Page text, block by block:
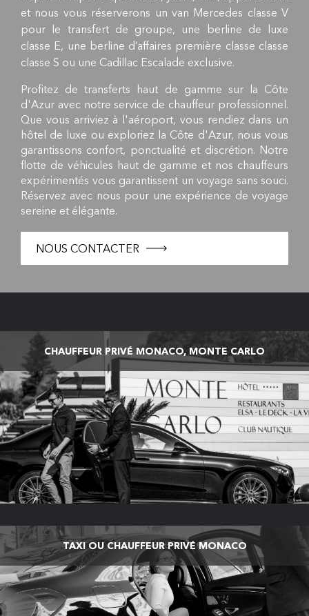
et nous vous réserverons un van Mercedes classe V
pour le transfert de groupe, une berline de luxe
classe E, une berline d’affaires première classe classe
classe S ou une Cadillac Escalade exclusive.
Profitez de transferts haut de gamme sur la Côte
d'Azur avec notre service de chauffeur professionnel.
Que vous arriviez à l'aéroport, vous rendiez dans un
hôtel de luxe ou exploriez la Côte d'Azur, nous vous
garantissons confort, ponctualité et discrétion. Notre
flotte de véhicules haut de gamme et nos chauffeurs
expérimentés vous garantissent un voyage sans souci.
Réservez avec nous pour une expérience de voyage
sereine et élégante.
NOUS CONTACTER
CHAUFFEUR PRIVÉ MONACO, MONTE CARLO
TAXI OU CHAUFFEUR PRIVÉ MONACO